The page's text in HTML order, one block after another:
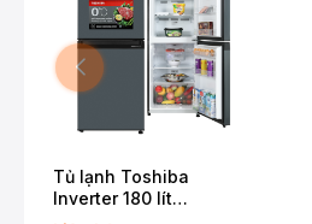
Tủ lạnh Toshiba
Inverter 180 lít